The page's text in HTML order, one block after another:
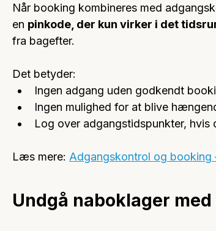
Når booking kombineres med
en pinkode, der kun virker i det
fra bagefter.
Det betyder:
Ingen adgang uden godkendt
Ingen mulighed for at blive
Log over adgangstidspunkter, hvis
Læs mere: Adgangskontrol og booking
Undgå naboklager